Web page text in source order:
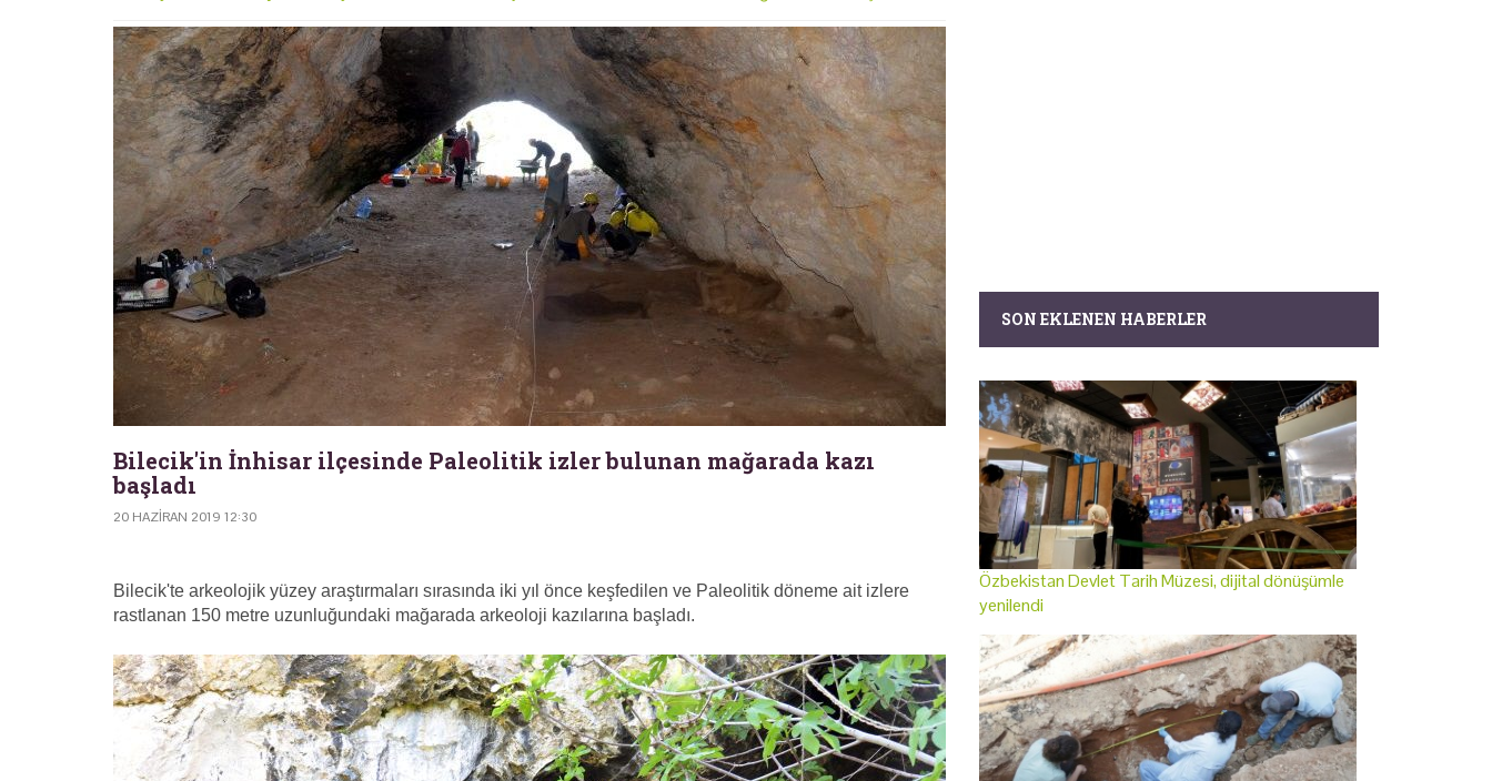
Bilecik'in İnhisar ilçesinde Paleolitik izler bulunan mağarada kazı
başladı
20 HAZIRAN 2019 12:30
Bilecik'te arkeolojik yüzey araştırmaları sırasında iki yıl önce keşfedilen ve Paleolitik döneme ait izlere
rastlanan 150 metre uzunluğundaki mağarada arkeoloji kazılarına başladı.
SON EKLENEN HABERLER
Özbekistan Devlet Tarih Müzesi, dijital dönüşümle
yenilendi